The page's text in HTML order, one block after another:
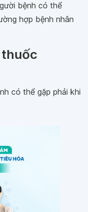
bệnh có thể
hợp bệnh nhân
thuốc
có thể gặp phải khi